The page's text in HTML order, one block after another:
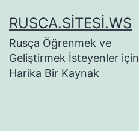
geçRUSCA.SITESI.WS
Rusça Öğrenmek ve
Geliştirmek İsteyenler için
Harika Bir Kaynak